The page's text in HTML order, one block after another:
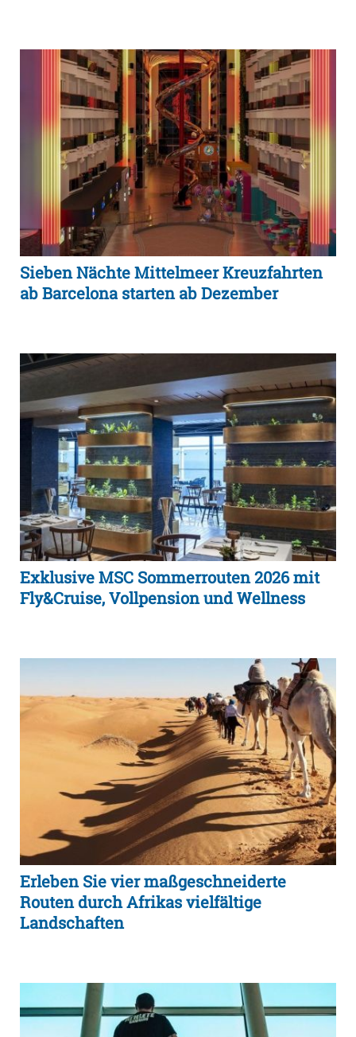
Sieben Nächte Mittelmeer Kreuzfahrten
ab Barcelona starten ab Dezember
Exklusive MSC Sommerrouten 2026 mit
Fly&Cruise, Vollpension und Wellness
Erleben Sie vier maßgeschneiderte
Routen durch Afrikas vielfältige
Landschaften